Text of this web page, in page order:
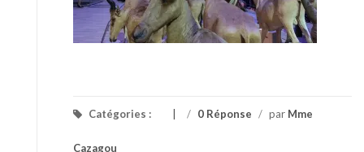
Catégories : / 0 Réponse / par Mme
Cazagou